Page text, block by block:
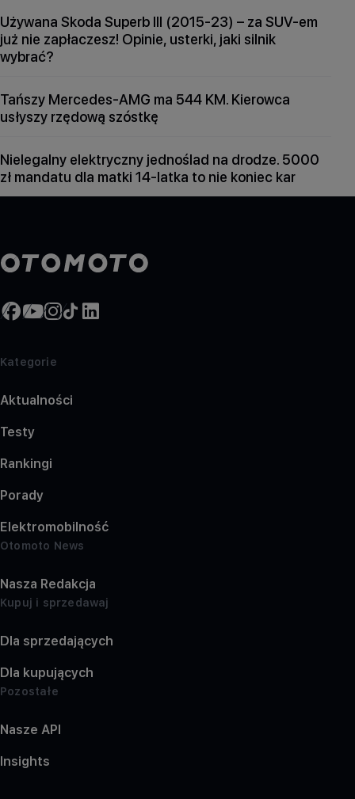
Używana Skoda Superb III (2015-23) – za SUV-em
już nie zapłaczesz! Opinie, usterki, jaki silnik
wybrać?
Tańszy Mercedes-AMG ma 544 KM. Kierowca
usłyszy rzędową szóstkę
Nielegalny elektryczny jednoślad na drodze. 5000
zł mandatu dla matki 14-latka to nie koniec kar
Kategorie
Aktualności
Testy
Rankingi
Porady
Elektromobilność
Otomoto News
Nasza Redakcja
Kupuj i sprzedawaj
Dla sprzedających
Dla kupujących
Pozostałe
Nasze API
Insights